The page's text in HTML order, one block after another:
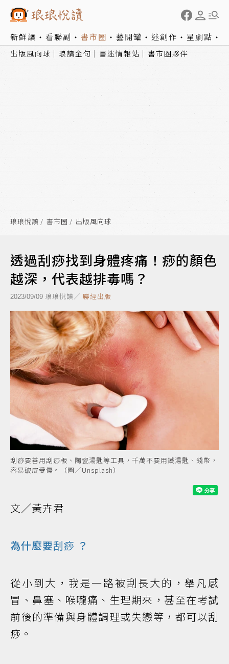
新鮮讀 看聯副 書市圈 藝開罐 迷創作 星劇點
出版風向球 琅讀金句 書迷情報站 書市圈夥伴
琅琅悅讀 書市圈 出版風向球
透過刮痧找到身體疼痛！痧的顏色
越深，代表越排毒嗎？
2023/09/09 琅琅悅讀／ 聯經出版
刮痧要善用刮痧板、陶瓷湯匙等工具，千萬不要用鐵湯匙、錢幣，
容易破皮受傷。（圖／Unsplash）
文／黃卉君
為什麼要刮痧 ？
從小到大，我是一路被刮長大的，舉凡感
冒、鼻塞、喉嚨痛、生理期來，甚至在考試
前後的準備與身體調理或失戀等，都可以刮
痧。